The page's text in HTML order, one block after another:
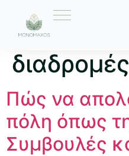
Ετικέτα:
διαδρομές
Πώς να
πόλη όπως
Συμβουλές